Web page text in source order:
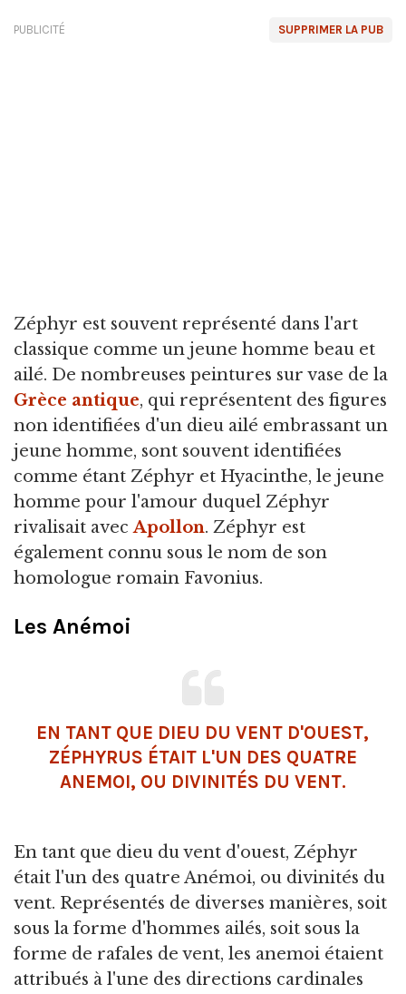
SUPPRIMER LA PUB
PUBLICITÉ
Zéphyr est souvent représenté dans l'art
classique comme un jeune homme beau et
ailé. De nombreuses peintures sur vase de la
Grèce antique, qui représentent des figures
non identifiées d'un dieu ailé embrassant un
jeune homme, sont souvent identifiées
comme étant Zéphyr et Hyacinthe, le jeune
homme pour l'amour duquel Zéphyr
rivalisait avecApollon. Zéphyr est
également connu sous le nom de son
homologue romain Favonius.
Les Anémoi
EN TANT QUE DIEU DU VENT D'OUEST,
ZÉPHYRUS ÉTAIT L'UN DES QUATRE
ANEMOI, OU DIVINITÉS DU VENT.
En tant que dieu du vent d'ouest, Zéphyr
était l'un des quatre Anémoi, ou divinités du
vent. Représentés de diverses manières, soit
sous la forme d'hommes ailés, soit sous la
forme de rafales de vent, les anemoi étaient
attribués à l'une des directions cardinales